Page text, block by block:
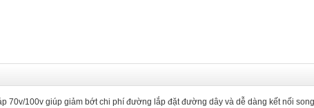
70v/100v giúp giảm bớt chi phí đường lắp đặt đường dây và dễ dàng kết nối